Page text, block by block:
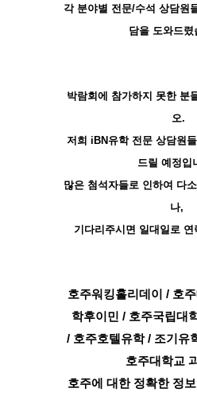
각 분야별 전문/수석 상담원
담을 도와드렸
박람회에 참가하지 못한 분
오.
저희 iBN유학 전문 상담원
드릴 예정입
많은 첨석자들로 인하여 다
나,
기다리주시면 일대일로
호주워킹홀리데이 / 호
학후이민 / 호주국립대
/ 호주호텔유학 / 조기유
호주대학교
호주에 대한 정확한 정